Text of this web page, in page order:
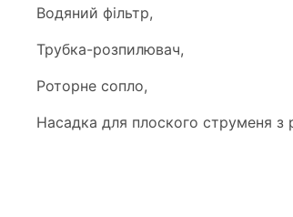
Водяний фільтр,
Трубка-розпилювач,
Роторне сопло,
Насадка для плоского струменя з